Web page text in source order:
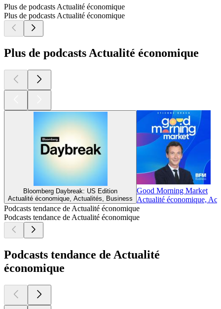
Plus de podcasts Actualité économique
Plus de podcasts Actualité économique
Plus de podcasts Actualité économique
Bloomberg Daybreak: US Edition
Actualité économique, Actualités, Business
Good Morning Market
Actualité économique,
Podcasts tendance de Actualité économique
Podcasts tendance de Actualité économique
Podcasts tendance de Actualité
économique